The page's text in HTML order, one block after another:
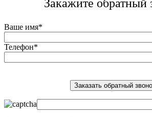
Закажите обратный
Ваше имя*
Телефон*